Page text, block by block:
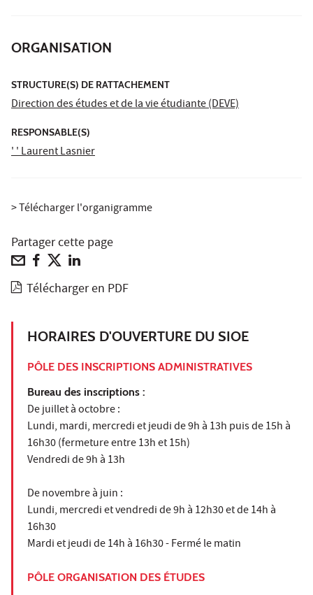
ORGANISATION
STRUCTURE(S) DE RATTACHEMENT
Direction des études et de la vie étudiante (DEVE)
RESPONSABLE(S)
' ' Laurent Lasnier
> Télécharger l'organigramme
Partager cette page
Télécharger en PDF
HORAIRES D'OUVERTURE DU SIOE
PÔLE DES INSCRIPTIONS ADMINISTRATIVES
Bureau des inscriptions :
De juillet à octobre :
Lundi, mardi, mercredi et jeudi de 9h à 13h puis de 15h à
16h30 (fermeture entre 13h et 15h)
Vendredi de 9h à 13h
De novembre à juin :
Lundi, mercredi et vendredi de 9h à 12h30 et de 14h à
16h30
Mardi et jeudi de 14h à 16h30 - Fermé le matin
PÔLE ORGANISATION DES ÉTUDES